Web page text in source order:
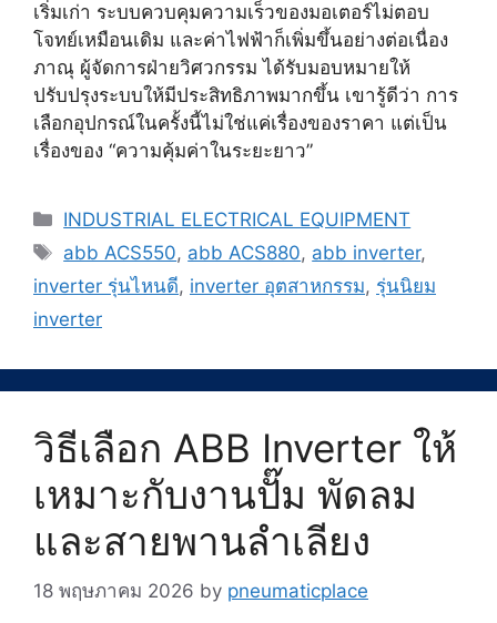
เริ่มเก่า ระบบควบคุมความเร็วของมอเตอร์ไม่ตอบ
โจทย์เหมือนเดิม และค่าไฟฟ้าก็เพิ่มขึ้นอย่างต่อเนื่อง
ภาณุ ผู้จัดการฝ่ายวิศวกรรม ได้รับมอบหมายให้
ปรับปรุงระบบให้มีประสิทธิภาพมากขึ้น เขารู้ดีว่า การ
เลือกอุปกรณ์ในครั้งนี้ไม่ใช่แค่เรื่องของราคา แต่เป็น
เรื่องของ “ความคุ้มค่าในระยะยาว”
Categories
INDUSTRIAL ELECTRICAL EQUIPMENT
Tags
abb ACS550, abb ACS880, abb inverter,
inverter รุ่นไหนดี, inverter อุตสาหกรรม, รุ่นนิยม
inverter
วิธีเลือก ABB Inverter ให้
เหมาะกับงานปั๊ม พัดลม
และสายพานลำเลียง
18 พฤษภาคม 2026 by pneumaticplace